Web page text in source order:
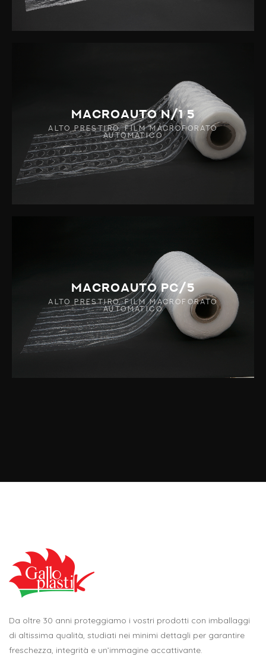
MACROAUTO N/1 5
ALTO PRESTIRO, FILM MACROFORATO
AUTOMATICO
MACROAUTO PC/5
ALTO PRESTIRO, FILM MACROFORATO
AUTOMATICO
Da oltre 30 anni proteggiamo i vostri prodotti con imballaggi
di altissima qualità, studiati nei minimi dettagli per garantire
freschezza, integrità e un’immagine accattivante.